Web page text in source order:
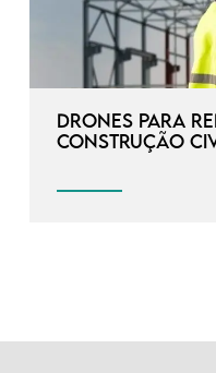
Drones para
construção